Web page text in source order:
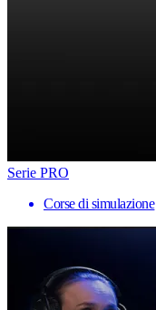
Serie PRO
Corse di simulazione